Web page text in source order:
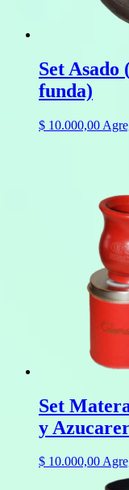
Set Asado
funda)
$ 10.000,00
Set
y
$ 10.000,00